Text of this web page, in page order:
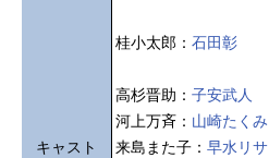
キャスト
桂小太郎： 石田彰
高杉晋助： 子安武人
河上万斉： 山崎たくみ
来島また子： 早水リサ